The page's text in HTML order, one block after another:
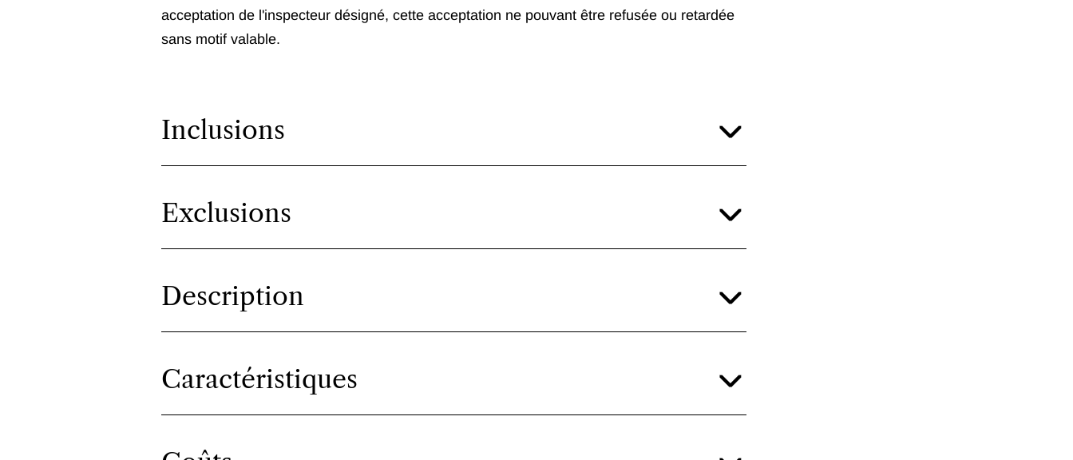
acceptation de l'inspecteur désigné, cette acceptation ne pouvant être refusée ou retardée
sans motif valable.
Inclusions
Exclusions
Description
Caractéristiques